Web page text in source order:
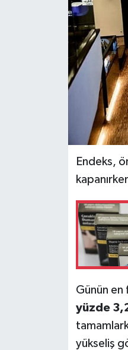
Endeks,
Günün
yüzde
yükseliş